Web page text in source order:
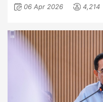
06 Apr 2026 4,214